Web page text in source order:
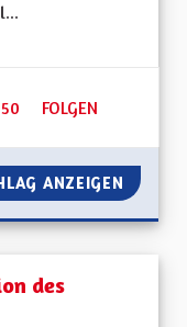
50 50 FOLLOWER
FOLGEN
ROULER SUR DES
ANZEIGEN
des